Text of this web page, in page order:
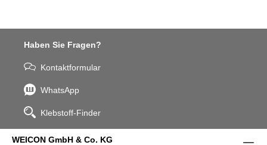
Haben Sie Fragen?
Kontaktformular
WhatsApp
Klebstoff-Finder
WEICON GmbH & Co. KG